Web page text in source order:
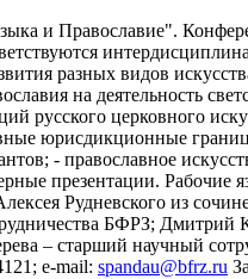
и Православие".
разных видов
на деятельность
русского церковного
юрисдикционные
- православное
презентации. Рабочие
Рудневского из
БФРЗ; Дмитрий
– старший научный
e-mail: spandau@bfrz.ru